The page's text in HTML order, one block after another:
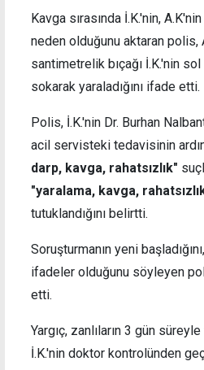
Kavga sırasında İ.K.'nin,
neden olduğunu aktaran polis,
santimetrelik bıçağı İ.K.'nin sol
sokarak yaraladığını ifade etti.
Polis, İ.K.'nin Dr. Burhan
acil servisteki tedavisinin
darp, kavga, rahatsızlık"
"yaralama, kavga,
tutuklandığını belirtti.
Soruşturmanın yeni
ifadeler olduğunu söyleyen
etti.
Yargıç, zanlıların 3 gün
İ.K.'nin doktor kontrolünden